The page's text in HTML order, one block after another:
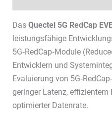
Das Quectel 5G RedCap
leistungsfähige
5G‑RedCap‑Module
Entwicklern und
Evaluierung von
geringer Latenz, effizientem
optimierter Datenrate.